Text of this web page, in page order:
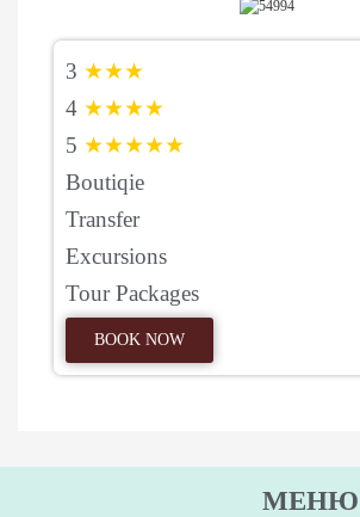
3 ★★★
4 ★★★★
5 ★★★★★
Boutiqie
Transfer
Excursions
Tour Packages
BOOK NOW
МЕНЮ